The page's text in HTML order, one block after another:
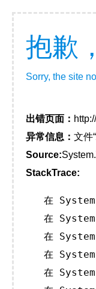
抱歉
Sorry, the site
出错页面：
异常信息： 文件
Source:
StackTrace:
在
在
在
在
在